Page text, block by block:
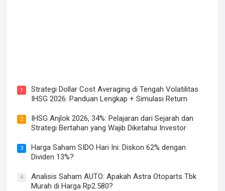
1
Strategi Dollar Cost Averaging di Tengah Volatilitas
IHSG 2026: Panduan Lengkap + Simulasi Return
2
IHSG Anjlok 2026, 34%: Pelajaran dari Sejarah dan
Strategi Bertahan yang Wajib Diketahui Investor
3
Harga Saham SIDO Hari Ini: Diskon 62% dengan
Dividen 13%?
4
Analisis Saham AUTO: Apakah Astra Otoparts Tbk
Murah di Harga Rp2.580?